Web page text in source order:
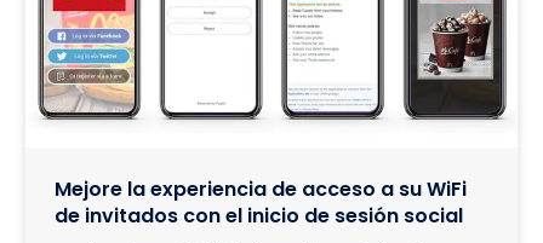
Mejore la experiencia de acceso a su WiFi
de invitados con el inicio de sesión social